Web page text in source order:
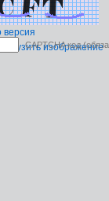
CAPTCHA код